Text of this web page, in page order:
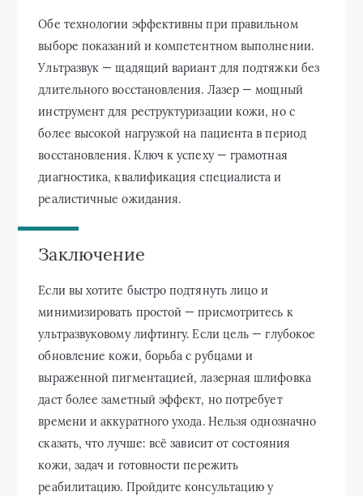
Обе технологии эффективны при правильном
выборе показаний и компетентном выполнении.
Ультразвук — щадящий вариант для подтяжки без
длительного восстановления. Лазер — мощный
инструмент для реструктуризации кожи, но с
более высокой нагрузкой на пациента в период
восстановления. Ключ к успеху — грамотная
диагностика, квалификация специалиста и
реалистичные ожидания.
Заключение
Если вы хотите быстро подтянуть лицо и
минимизировать простой — присмотритесь к
ультразвуковому лифтингу. Если цель — глубокое
обновление кожи, борьба с рубцами и
выраженной пигментацией, лазерная шлифовка
даст более заметный эффект, но потребует
времени и аккуратного ухода. Нельзя однозначно
сказать, что лучше: всё зависит от состояния
кожи, задач и готовности пережить
реабилитацию. Пройдите консультацию у